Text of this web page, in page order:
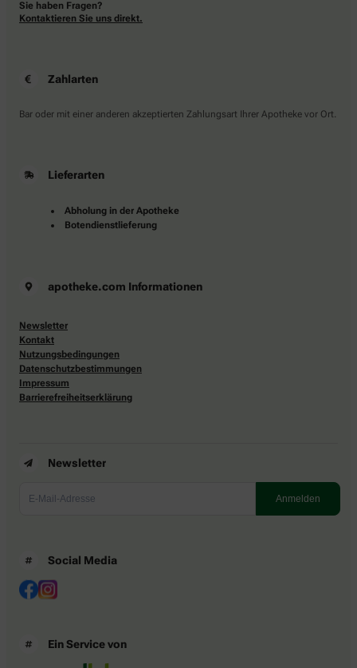
Sie haben Fragen?
Kontaktieren Sie uns direkt.
Zahlarten
Bar oder mit einer anderen akzeptierten Zahlungsart Ihrer Apotheke vor Ort.
Lieferarten
Abholung in der Apotheke
Botendienstlieferung
apotheke.com Informationen
Newsletter
Kontakt
Nutzungsbedingungen
Datenschutzbestimmungen
Impressum
Barrierefreiheitserklärung
Newsletter
Social Media
Ein Service von